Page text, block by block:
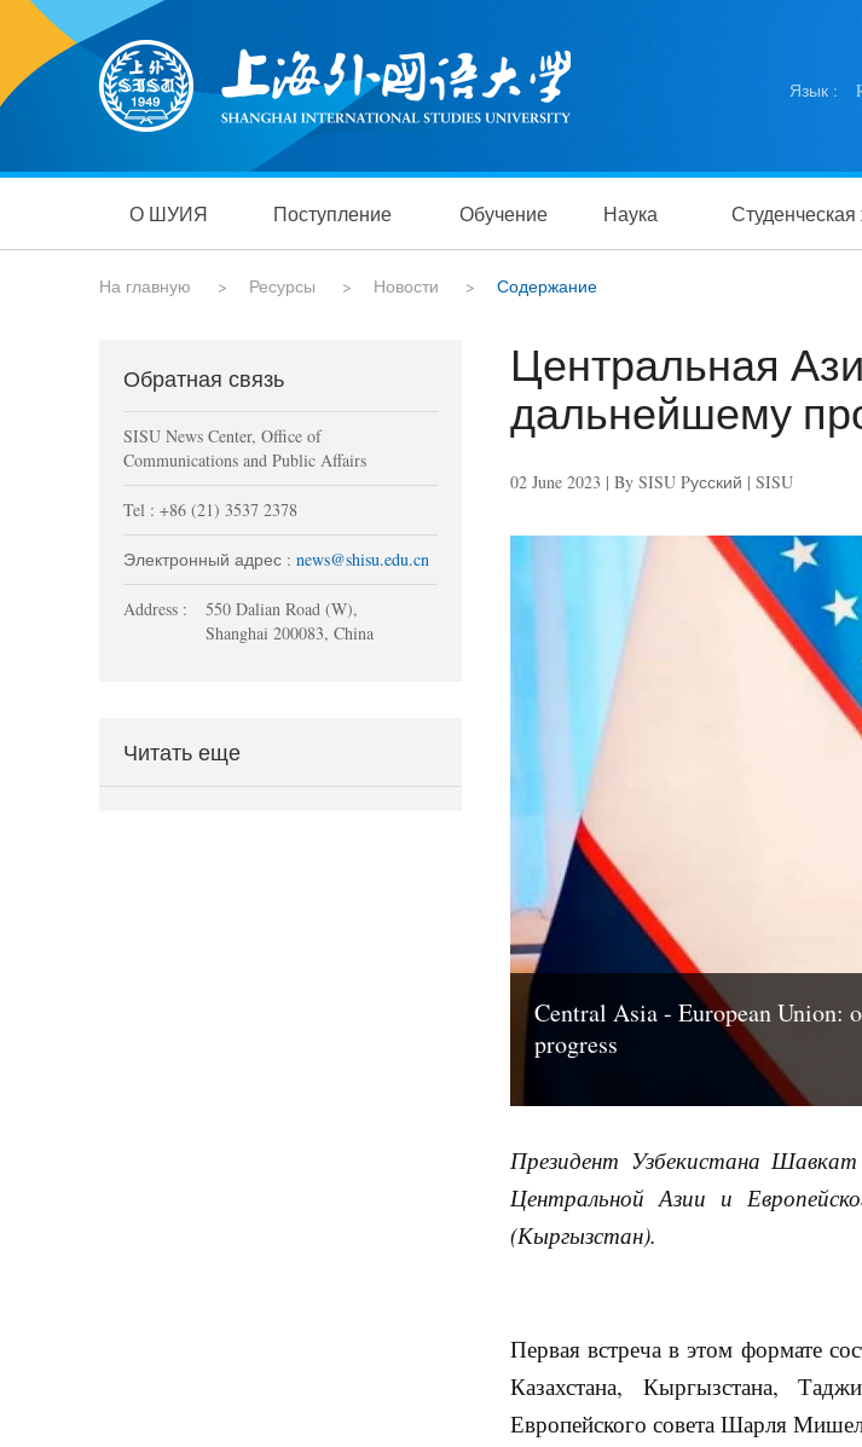
Язык :
О ШУИЯ Поступление Обучение Наука Студенческая
На главную > Ресурсы > Новости > Содержание
Обратная связь
SISU News Center, Office of
Communications and Public Affairs
Tel : +86 (21) 3537 2378
Электронный адрес : news@shisu.edu.cn
Address :
550 Dalian Road (W),
Shanghai 200083, China
Читать еще
Центральная
дальнейшему
02 June 2023 | By SISU Pусский | SISU
Central Asia - European Union:
progress
Президент Узбекистана
Центральной Азии и
(Кыргызстан).
Первая встреча в этом формате
Казахстана, Кыргызстана,
Европейского совета Шарля